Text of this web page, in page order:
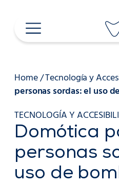
contenido
Home/Tecnología y
personas sordas: el uso
TECNOLOGÍA Y
Domótica
personas
uso de